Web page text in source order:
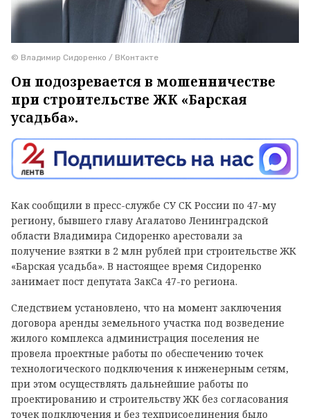
© Владимир Сидоренко / ВКонтакте
Он подозревается в мошенничестве
при строительстве ЖК «Барская
усадьба».
Как сообщили в пресс-службе СУ СК России по 47-му
региону, бывшего главу Агалатово Ленинградской
области Владимира Сидоренко арестовали за
получение взятки в 2 млн рублей при строительстве ЖК
«Барская усадьба». В настоящее время Сидоренко
занимает пост депутата ЗакСа 47-го региона.
Следствием установлено, что на момент заключения
договора аренды земельного участка под возведение
жилого комплекса администрация поселения не
провела проектные работы по обеспечению точек
технологического подключения к инженерным сетям,
при этом осуществлять дальнейшие работы по
проектированию и строительству ЖК без согласования
точек подключения и без техприсоединения было